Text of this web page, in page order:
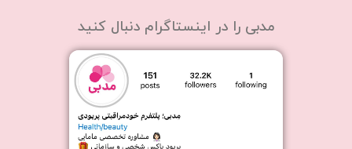
مدبی را در اینستاگرام دنبال کنید